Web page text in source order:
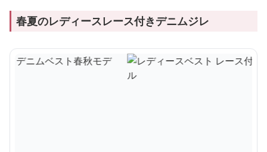
春夏のレディースレース付きデニムジレ